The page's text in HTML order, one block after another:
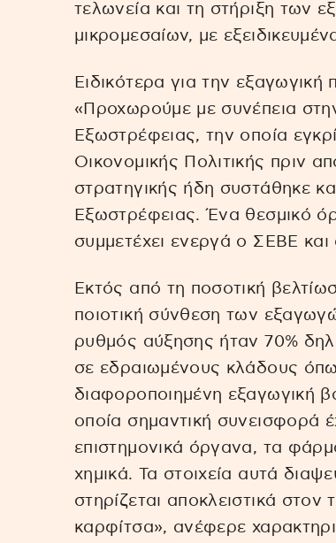
τελωνεία και τη στήριξη των
μικρομεσαίων, με
Ειδικότερα για την
«Προχωρούμε με συνέπεια
Εξωστρέφειας, την οποία
Οικονομικής Πολιτικής πριν
στρατηγικής ήδη συστάθηκε
Εξωστρέφειας. Ένα θεσμικό
συμμετέχει ενεργά ο ΣΕΒΕ και
Εκτός από τη ποσοτική
ποιοτική σύνθεση των
ρυθμός αύξησης ήταν 70%
σε εδραιωμένους κλάδους
διαφοροποιημένη εξαγωγική
οποία σημαντική συνεισφορά
επιστημονικά όργανα, τα
χημικά. Τα στοιχεία αυτά
στηρίζεται αποκλειστικά
καρφίτσα», ανέφερε